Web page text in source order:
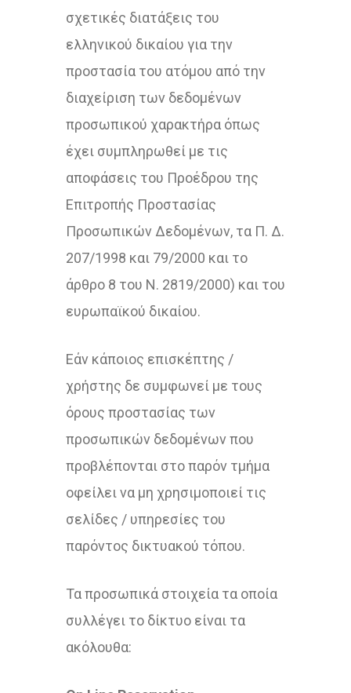
σχετικές διατάξεις του
ελληνικού δικαίου για την
προστασία του ατόμου από την
διαχείριση των δεδομένων
προσωπικού χαρακτήρα όπως
έχει συμπληρωθεί με τις
αποφάσεις του Προέδρου της
Επιτροπής Προστασίας
Προσωπικών Δεδομένων, τα Π. Δ.
207/1998 και 79/2000 και το
άρθρο 8 του Ν. 2819/2000) και του
ευρωπαϊκού δικαίου.
Εάν κάποιος επισκέπτης /
χρήστης δε συμφωνεί με τους
όρους προστασίας των
προσωπικών δεδομένων που
προβλέπονται στο παρόν τμήμα
οφείλει να μη χρησιμοποιεί τις
σελίδες / υπηρεσίες του
παρόντος δικτυακού τόπου.
Τα προσωπικά στοιχεία τα οποία
συλλέγει το δίκτυο είναι τα
ακόλουθα: